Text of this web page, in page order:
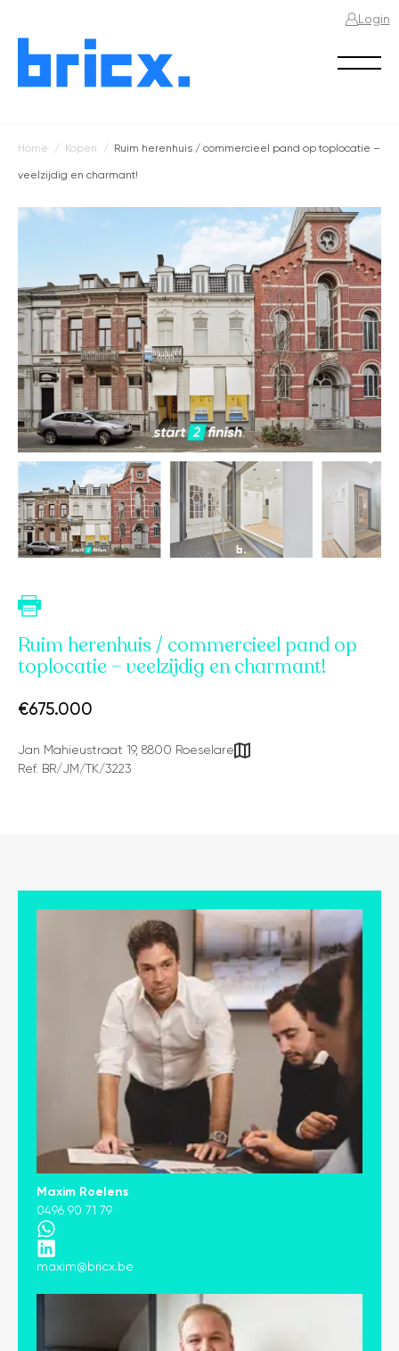
Login
Home Kopen Ruim herenhuis / commercieel pand op toplocatie –
veelzijdig en charmant!
Ruim herenhuis / commercieel pand op
toplocatie – veelzijdig en charmant!
€675.000
Jan Mahieustraat 19, 8800 Roeselare
Ref. BR/JM/TK/3223
Maxim Roelens
0496 90 71 79
maxim@bricx.be